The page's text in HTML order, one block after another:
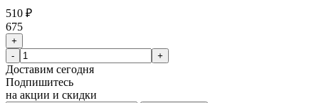
510 ₽
675
+
-
+
Доставим сегодня
Подпишитесь
на акции и скидки